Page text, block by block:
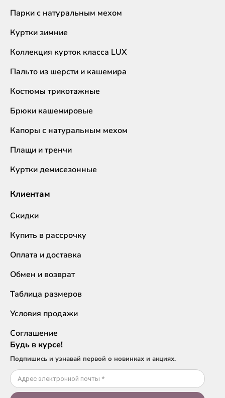
Парки с натуральным мехом
Куртки зимние
Коллекция курток класса LUX
Пальто из шерсти и кашемира
Костюмы трикотажные
Брюки кашемировые
Капоры с натуральным мехом
Плащи и тренчи
Куртки демисезонные
Клиентам
Скидки
Купить в рассрочку
Оплата и доставка
Обмен и возврат
Таблица размеров
Условия продажи
Соглашение
Будь в курсе!
Подпишись и узнавай первой о новинках и акциях.